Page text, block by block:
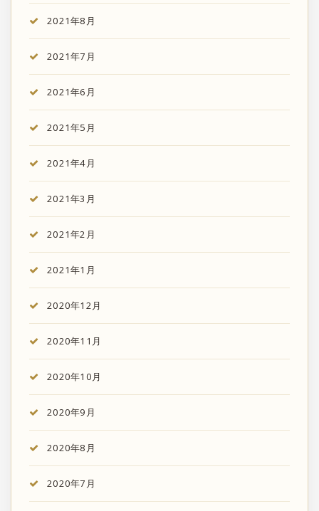
2021年8月
2021年7月
2021年6月
2021年5月
2021年4月
2021年3月
2021年2月
2021年1月
2020年12月
2020年11月
2020年10月
2020年9月
2020年8月
2020年7月